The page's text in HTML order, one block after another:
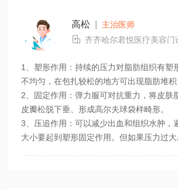
高松
主治医师
 齐齐哈尔君悦医疗美容门
1、塑形作用：持续的压力对脂肪组织有
不均匀，在包扎较松的地方可出现脂肪堆积
2、固定作用：弹力服可对抗重力，将皮
皮瓣松脱下垂、形成高尔夫球袋样畸形。
3、压追作用：可以减少出血和组织水肿，
大小要起到塑形固定作用。但如果压力过